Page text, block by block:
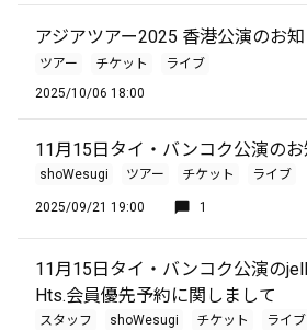
アジアツアー2025 香港公演のお
ツアー チケット
ライブ
2025/10/06 18:00
11月15日タイ・バンコク公演の
shoWesugi ツアー チケット ライブ
2025/09/21 19:00 1
11月15日タイ・バンコク公演の
Hts.会員優先予約に関しまして
スタッフ shoWesugi チケット ライブ